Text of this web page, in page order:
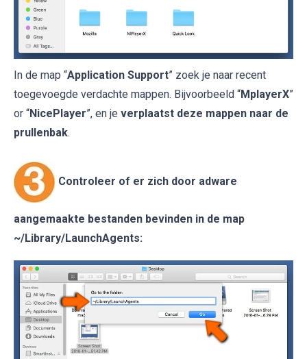
In de map “Application Support” zoek je naar recent
toegevoegde verdachte mappen. Bijvoorbeeld “MplayerX”
or “NicePlayer”, en je verplaatst deze mappen naar de
prullenbak.
Controleer of er zich door adware
aangemaakte bestanden bevinden in de map
~/Library/LaunchAgents: